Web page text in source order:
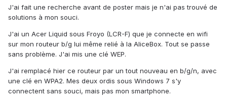
J'ai fait une recherche avant de poster mais je n'ai pas trouvé de
solutions à mon souci.
J'ai un Acer Liquid sous Froyo (LCR-F) que je connecte en wifi
sur mon routeur b/g lui même relié à la AliceBox. Tout se passe
sans problème. J'ai mis une clé WEP.
J'ai remplacé hier ce routeur par un tout nouveau en b/g/n, avec
une clé en WPA2. Mes deux ordis sous Windows 7 s'y
connectent sans souci, mais pas mon smartphone.